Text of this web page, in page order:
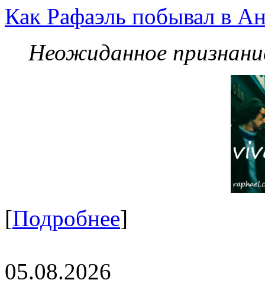
Как Рафаэль побывал в
Неожиданное
[Подробнее]
05.08.2026